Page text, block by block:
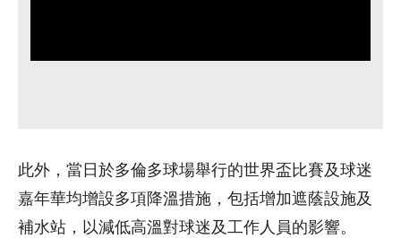
此外，當日於多倫多球場舉行的世界盃比賽及球迷
嘉年華均增設多項降溫措施，包括增加遮蔭設施及
補水站，以減低高溫對球迷及工作人員的影響。